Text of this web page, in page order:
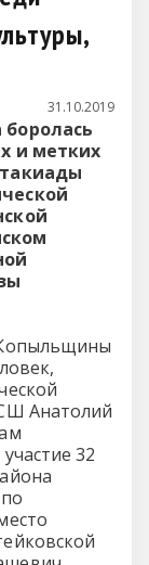
31.10.2019
и метких
Анатолий
32